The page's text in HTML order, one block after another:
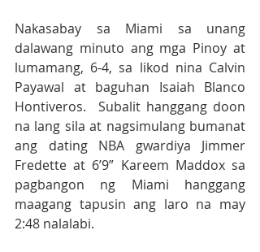
Nakasabay sa Miami sa unang
dalawang minuto ang mga Pinoy at
lumamang, 6-4, sa likod nina Calvin
Payawal at baguhan Isaiah Blanco
Hontiveros.  Subalit hanggang doon
na lang sila at nagsimulang bumanat
ang dating NBA gwardiya Jimmer
Fredette at 6’9” Kareem Maddox sa
pagbangon ng Miami hanggang
maagang tapusin ang laro na may
2:48 nalalabi.